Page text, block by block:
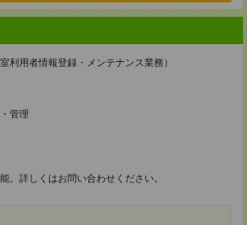
利用者情報登録・メンテナンス業務）
管理
。詳しくはお問い合わせください。